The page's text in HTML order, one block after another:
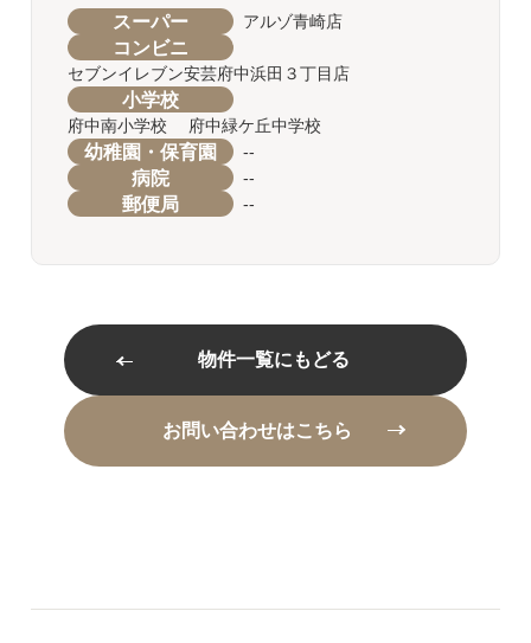
スーパー アルゾ青崎店
コンビニ
セブンイレブン安芸府中浜田３丁目店
小学校
府中南小学校 府中緑ケ丘中学校
幼稚園・保育園 --
病院 --
郵便局 --
物件一覧にもどる
お問い合わせはこちら